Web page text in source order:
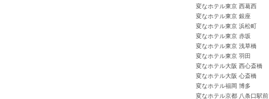
変なホテル東京 西葛西
変なホテル東京 銀座
変なホテル東京 浜松町
変なホテル東京 赤坂
変なホテル東京 浅草橋
変なホテル東京 羽田
変なホテル大阪 西心斎橋
変なホテル大阪 心斎橋
変なホテル福岡 博多
変なホテル京都 八条口駅前